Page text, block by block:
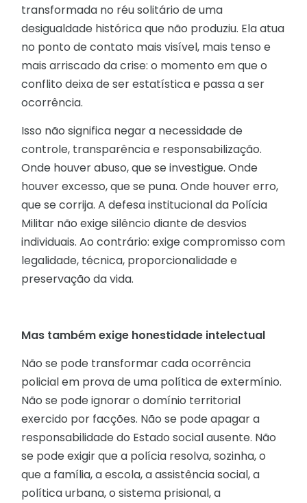
transformada no réu solitário de uma
desigualdade histórica que não produziu. Ela atua
no ponto de contato mais visível, mais tenso e
mais arriscado da crise: o momento em que o
conflito deixa de ser estatística e passa a ser
ocorrência.
Isso não significa negar a necessidade de
controle, transparência e responsabilização.
Onde houver abuso, que se investigue. Onde
houver excesso, que se puna. Onde houver erro,
que se corrija. A defesa institucional da Polícia
Militar não exige silêncio diante de desvios
individuais. Ao contrário: exige compromisso com
legalidade, técnica, proporcionalidade e
preservação da vida.
Mas também exige honestidade intelectual
Não se pode transformar cada ocorrência
policial em prova de uma política de extermínio.
Não se pode ignorar o domínio territorial
exercido por facções. Não se pode apagar a
responsabilidade do Estado social ausente. Não
se pode exigir que a polícia resolva, sozinha, o
que a família, a escola, a assistência social, a
política urbana, o sistema prisional, a